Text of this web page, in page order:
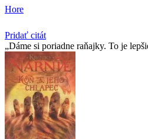
Hore
Pridať citát
Dáme si poriadne raňajky. To je